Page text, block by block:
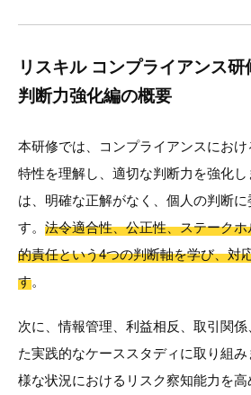
リスキル コンプライアンス
判断力強化編の概要
本研修では、コンプライアンスにお
特性を理解し、適切な判断力を強化
は、明確な正解がなく、個人の判断
す。 法令適合性、公正性、ステーク
的責任という4つの判断軸を学び、対
す。
次に、情報管理、利益相反、取引関
た実践的なケーススタディに取り組
様な状況におけるリスク察知能力を